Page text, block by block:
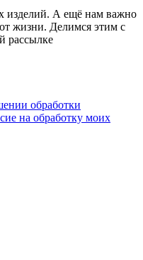
изделий. А ещё нам важно
жизни. Делимся этим с
рассылке
обработки
на обработку моих